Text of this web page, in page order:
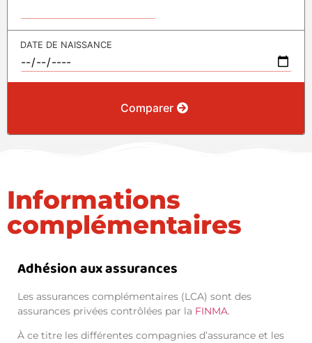
DATE DE NAISSANCE
Comparer
Informations
complémentaires
Adhésion aux assurances
Les assurances complémentaires (LCA) sont des
assurances privées contrôlées par la FINMA.
À ce titre les différentes compagnies d’assurance et les